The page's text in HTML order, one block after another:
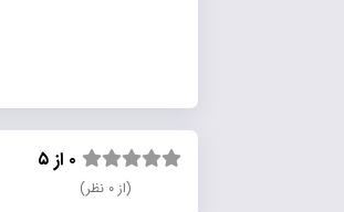
(از ۰ نظر)